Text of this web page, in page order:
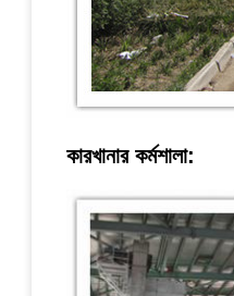
কারখানার কর্মশালা: